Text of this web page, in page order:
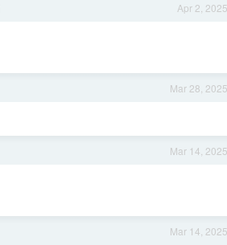
Apr 2, 2025
Mar 28, 2025
Mar 14, 2025
Mar 14, 2025